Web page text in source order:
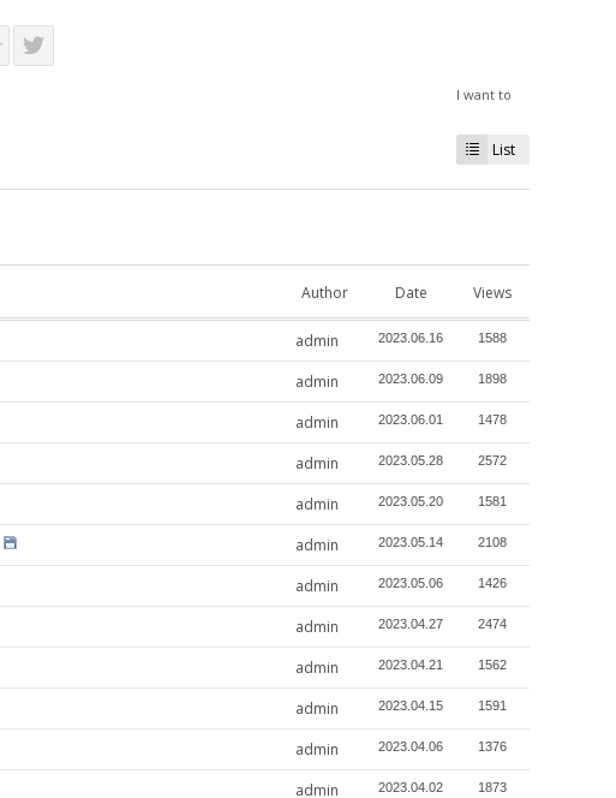
I want to
List
Author Date Views
admin 2023.06.16 1588
admin 2023.06.09 1898
admin 2023.06.01 1478
admin 2023.05.28 2572
admin 2023.05.20 1581
admin 2023.05.14 2108
admin 2023.05.06 1426
admin 2023.04.27 2474
admin 2023.04.21 1562
admin 2023.04.15 1591
admin 2023.04.06 1376
admin 2023.04.02 1873